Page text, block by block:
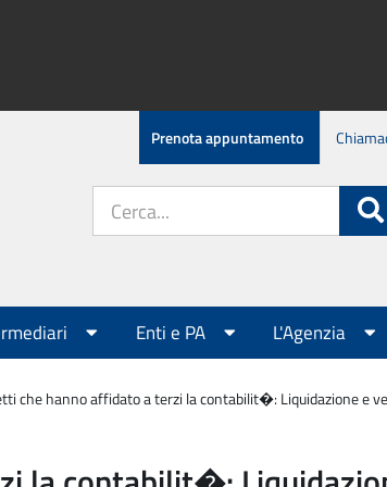
Prenota appuntamento
sito:
Enti e PA L'Agenzia
che hanno affidato a terzi la contabilit�: Liquidazione e